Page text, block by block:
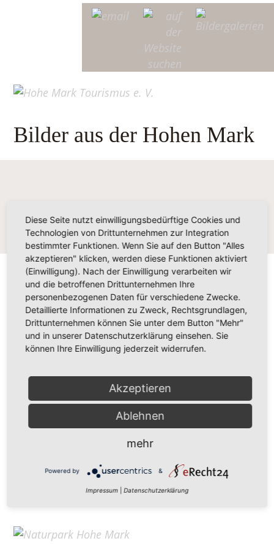
Bilder aus der Hohen Mark
Hohe Mark Tourismus e. V.
Redderstraße 421,45711 Datteln
Fon: +49 (0)2363 377 0
info@hohe-mark-tourismus.de
Datenschutz
Home
Diese Seite nutzt einwilligungsbedürftige Cookies und
Technologien von Drittunternehmen zur Integration
bestimmter Funktionen. Wenn Sie auf den Button "Alles
akzeptieren" klicken, werden diese Funktionen aktiviert
(Einwilligung). Nach der Einwilligung verarbeiten wir
und die betroffenen Drittunternehmen Ihre
personenbezogenen Daten für verschiedene Zwecke.
Detaillierte Informationen zu Zweck, Rechtsgrundlagen,
Drittunternehmen können Sie unter dem Button "Mehr"
und in unserer Datenschutzerklärung einsehen. Sie
können Ihre Einwilligung jederzeit widerrufen.
Akzeptieren
Ablehnen
mehr
Powered by &
Impressum Datenschutzerklärung